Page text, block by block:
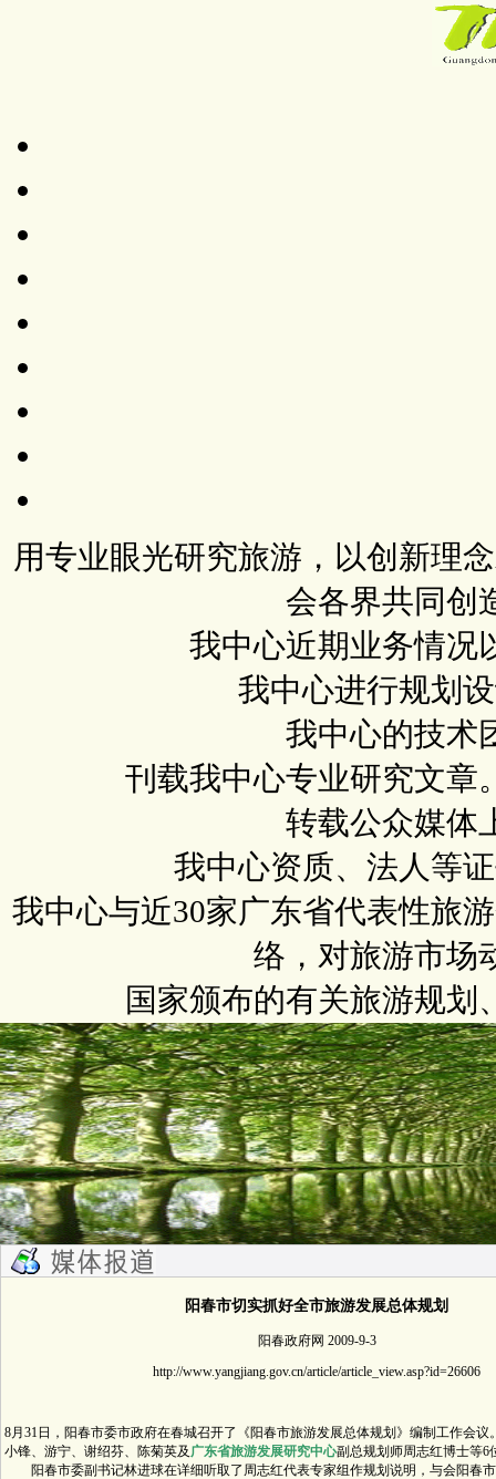
用专业眼光研究旅游，以创新理
会各界共同创
我中心近期业务情况
我中心进行规划
我中心的技术
刊载我中心专业研究文章
转载公众媒体
我中心资质、法人等
我中心与近30家广东省代表性旅
络，对旅游市场
国家颁布的有关旅游规划
阳春市切实抓好全市旅游发展总体规划
阳春政府网 2009-9-3
http://www.yangjiang.gov.cn/article/article_view.asp?id=26606
8月31日，阳春市委市政府在春城召开了《阳春市旅游发展总体规划》编制工作会议
小锋、游宁、谢绍芬、陈菊英及 广东省旅游发展研究中心副总规划师周志红博士等6
阳春市委副书记林进球在详细听取了周志红代表专家组作规划说明，与会阳春